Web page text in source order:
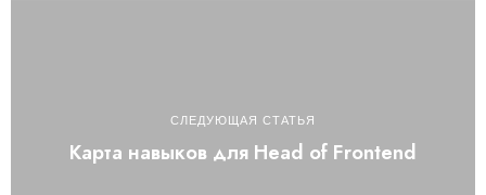
СЛЕДУЮЩАЯ СТАТЬЯ
Карта навыков для Head of Frontend